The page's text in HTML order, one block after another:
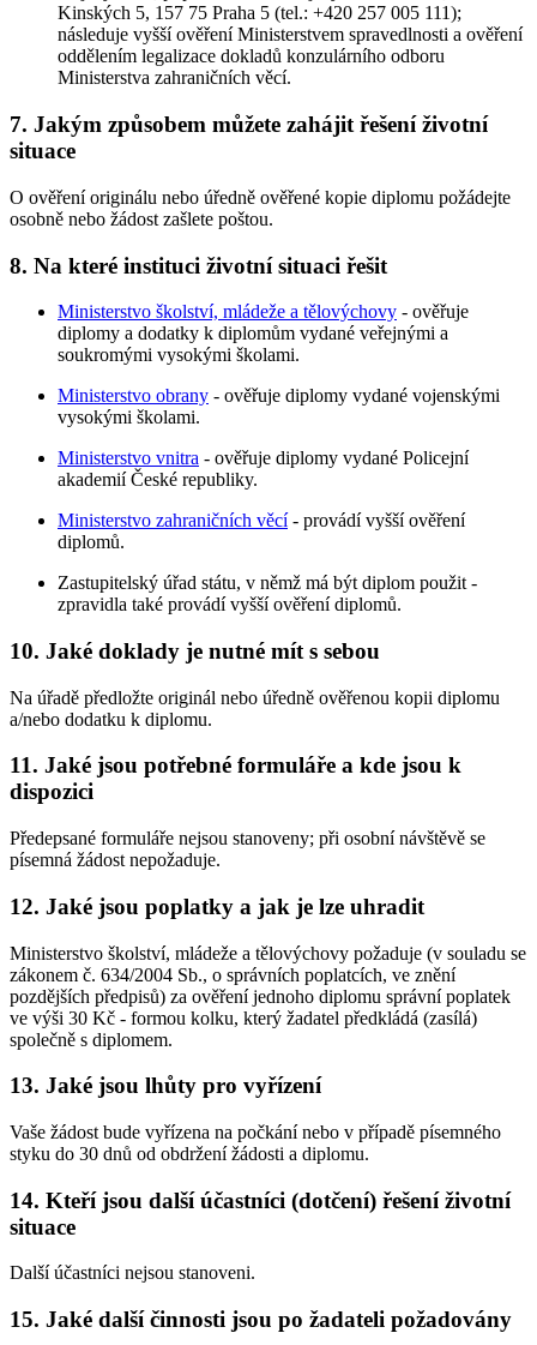
Kinských 5, 157 75 Praha 5 (tel.: +420 257 005 111);
následuje vyšší ověření Ministerstvem spravedlnosti a ověření
oddělením legalizace dokladů konzulárního odboru
Ministerstva zahraničních věcí.
7. Jakým způsobem můžete zahájit řešení životní
situace
O ověření originálu nebo úředně ověřené kopie diplomu požádejte
osobně nebo žádost zašlete poštou.
8. Na které instituci životní situaci řešit
Ministerstvo školství, mládeže a tělovýchovy - ověřuje
diplomy a dodatky k diplomům vydané veřejnými a
soukromými vysokými školami.
Ministerstvo obrany - ověřuje diplomy vydané vojenskými
vysokými školami.
Ministerstvo vnitra - ověřuje diplomy vydané Policejní
akademií České republiky.
Ministerstvo zahraničních věcí- provádí vyšší ověření
diplomů.
Zastupitelský úřad státu, v němž má být diplom použit -
zpravidla také provádí vyšší ověření diplomů.
10. Jaké doklady je nutné mít s sebou
Na úřadě předložte originál nebo úředně ověřenou kopii diplomu
a/nebo dodatku k diplomu.
11. Jaké jsou potřebné formuláře a kde jsou k
dispozici
Předepsané formuláře nejsou stanoveny; při osobní návštěvě se
písemná žádost nepožaduje.
12. Jaké jsou poplatky a jak je lze uhradit
Ministerstvo školství, mládeže a tělovýchovy požaduje (v souladu se
zákonem č. 634/2004 Sb., o správních poplatcích, ve znění
pozdějších předpisů) za ověření jednoho diplomu správní poplatek
ve výši 30 Kč - formou kolku, který žadatel předkládá (zasílá)
společně s diplomem.
13. Jaké jsou lhůty pro vyřízení
Vaše žádost bude vyřízena na počkání nebo v případě písemného
styku do 30 dnů od obdržení žádosti a diplomu.
14. Kteří jsou další účastníci (dotčení) řešení životní
situace
Další účastníci nejsou stanoveni.
15. Jaké další činnosti jsou po žadateli požadovány